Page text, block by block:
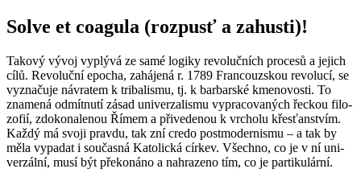
Solve et co­a­gu­la (roz­pusť a za­hus­ti)!
Ta­ko­vý vývoj vy­plý­vá ze samé lo­gi­ky re­vo­luč­ních pro­ce­sů a je­jich
cílů. Re­vo­luč­ní epo­cha, za­há­je­ná r. 1789 Fran­couz­skou re­vo­lu­cí, se
vy­zna­ču­je ná­vra­tem k tri­ba­lis­mu, tj. k bar­bar­ské kme­no­vos­ti. To
zna­me­ná od­mít­nu­tí zásad uni­ver­za­lis­mu vy­pra­co­va­ných řec­kou fi­lo­
zo­fií, zdo­ko­na­le­nou Římem a při­ve­de­nou k vr­cho­lu křes­ťan­stvím.
Každý má svoji prav­du, tak zní credo post­mo­der­nis­mu – a tak by
měla vy­pa­dat i sou­čas­ná Ka­to­lic­ká cír­kev. Všech­no, co je v ní uni­
ver­zál­ní, musí být pře­ko­ná­no a na­hra­ze­no tím, co je par­ti­ku­lár­ní.